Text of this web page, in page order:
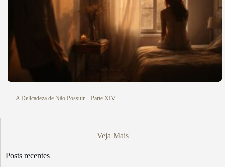
A Delicadeza de Não Possuir – Parte XIV
Veja Mais
Posts recentes